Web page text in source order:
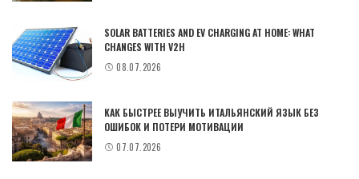
SOLAR BATTERIES AND EV CHARGING AT HOME: WHAT
CHANGES WITH V2H
08.07.2026
КАК БЫСТРЕЕ ВЫУЧИТЬ ИТАЛЬЯНСКИЙ ЯЗЫК БЕЗ
ОШИБОК И ПОТЕРИ МОТИВАЦИИ
07.07.2026